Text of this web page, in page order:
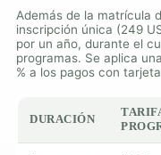
Además de la matrícula
inscripción única (249
por un año, durante el
programas. Se aplica
% a los pagos con
DURACIÓN